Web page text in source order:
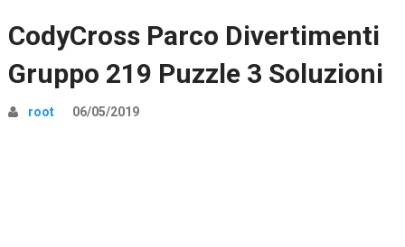
CodyCross Parco Divertimenti
Gruppo 219 Puzzle 3 Soluzioni
root 06/05/2019